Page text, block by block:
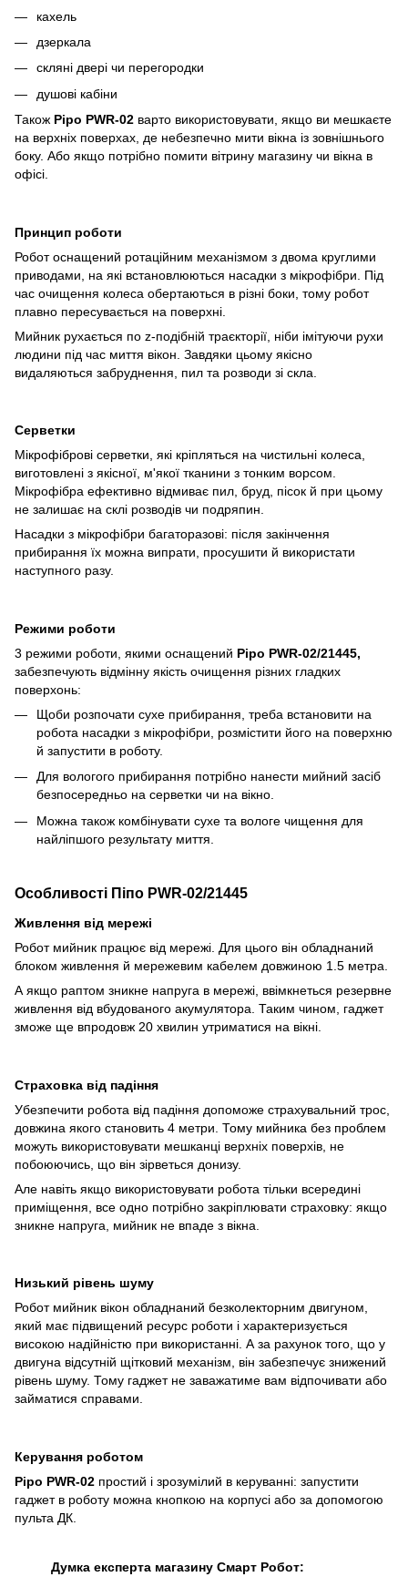
кахель
дзеркала
скляні двері чи перегородки
душові кабіни
Також Pipo PWR-02 варто використовувати, якщо ви мешкаєте
на верхніх поверхах, де небезпечно мити вікна із зовнішнього
боку. Або якщо потрібно помити вітрину магазину чи вікна в
офісі.
Принцип роботи
Робот оснащений ротаційним механізмом з двома круглими
приводами, на які встановлюються насадки з мікрофібри. Під
час очищення колеса обертаються в різні боки, тому робот
плавно пересувається на поверхні.
Мийник рухається по z-подібній траєкторії, ніби імітуючи рухи
людини під час миття вікон. Завдяки цьому якісно
видаляються забруднення, пил та розводи зі скла.
Серветки
Мікрофіброві серветки, які кріпляться на чистильні колеса,
виготовлені з якісної, м'якої тканини з тонким ворсом.
Мікрофібра ефективно відмиває пил, бруд, пісок й при цьому
не залишає на склі розводів чи подряпин.
Насадки з мікрофібри багаторазові: після закінчення
прибирання їх можна випрати, просушити й використати
наступного разу.
Режими роботи
3 режими роботи, якими оснащений Pipo PWR-02/21445,
забезпечують відмінну якість очищення різних гладких
поверхонь:
Щоби розпочати сухе прибирання, треба встановити на
робота насадки з мікрофібри, розмістити його на поверхню
й запустити в роботу.
Для вологого прибирання потрібно нанести мийний засіб
безпосередньо на серветки чи на вікно.
Можна також комбінувати сухе та вологе чищення для
найліпшого результату миття.
Особливості Піпо PWR-02/21445
Живлення від мережі
Робот мийник працює від мережі. Для цього він обладнаний
блоком живлення й мережевим кабелем довжиною 1.5 метра.
А якщо раптом зникне напруга в мережі, ввімкнеться резервне
живлення від вбудованого акумулятора. Таким чином, гаджет
зможе ще впродовж 20 хвилин утриматися на вікні.
Страховка від падіння
Убезпечити робота від падіння допоможе страхувальний трос,
довжина якого становить 4 метри. Тому мийника без проблем
можуть використовувати мешканці верхніх поверхів, не
побоюючись, що він зірветься донизу.
Але навіть якщо використовувати робота тільки всередині
приміщення, все одно потрібно закріплювати страховку: якщо
зникне напруга, мийник не впаде з вікна.
Низький рівень шуму
Робот мийник вікон обладнаний безколекторним двигуном,
який має підвищений ресурс роботи і характеризується
високою надійністю при використанні. А за рахунок того, що у
двигуна відсутній щітковий механізм, він забезпечує знижений
рівень шуму. Тому гаджет не заважатиме вам відпочивати або
займатися справами.
Керування роботом
Pipo PWR-02 простий і зрозумілий в керуванні: запустити
гаджет в роботу можна кнопкою на корпусі або за допомогою
пульта ДК.
Думка експерта магазину Смарт Робот: